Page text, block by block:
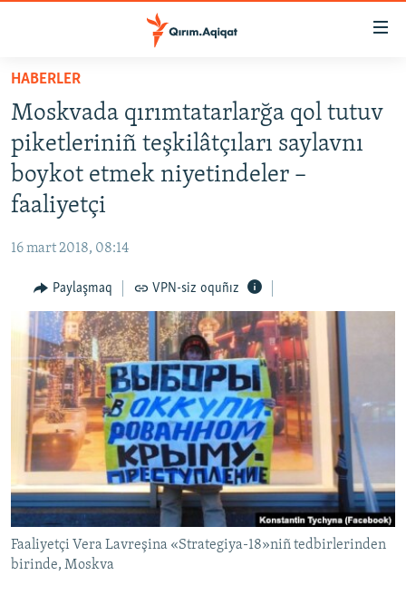
Esas
qaytmaq
Baş
navigatsiyağa
qaytmaq
Qıdıruvğa
HABERLER
SİYASET
İQTİSADİYAT
CEMİYET
İNSAN AQLARI
VİDEO
SÜRET
BLOGLAR
FİKİR
Русский
Українською
QOŞULIÑIZ!
HABERLER
Moskvada qırımtatarlarğa qol tutuv
piketleriniñ teşkilâtçıları saylavnı
boykot etmek niyetindeler –
faaliyetçi
16 mart 2018, 08:14
Paylaşmaq VPN-siz oquñız
Faaliyetçi Vera Lavreşina «Strategiya-18»niñ tedbirlerinden
birinde, Moskva